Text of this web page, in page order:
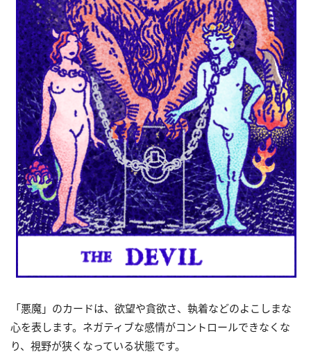
「悪魔」のカードは、欲望や貪欲さ、執着などのよこしまな
心を表します。ネガティブな感情がコントロールできなくな
り、視野が狭くなっている状態です。